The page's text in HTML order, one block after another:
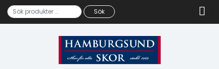
Sök efter: Sök